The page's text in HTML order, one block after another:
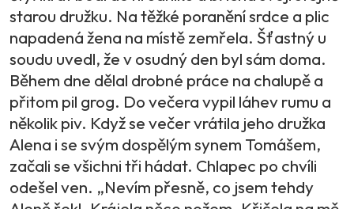
starou družku. Na těžké poranění srdce a plic
napadená žena na místě zemřela. Šťastný u
soudu uvedl, že v osudný den byl sám doma.
Během dne dělal drobné práce na chalupě a
přitom pil grog. Do večera vypil láhev rumu a
několik piv. Když se večer vrátila jeho družka
Alena i se svým dospělým synem Tomášem,
začali se všichni tři hádat. Chlapec po chvíli
odešel ven. „Nevím přesně, co jsem tehdy